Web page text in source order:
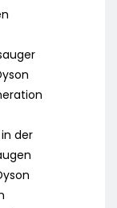
der